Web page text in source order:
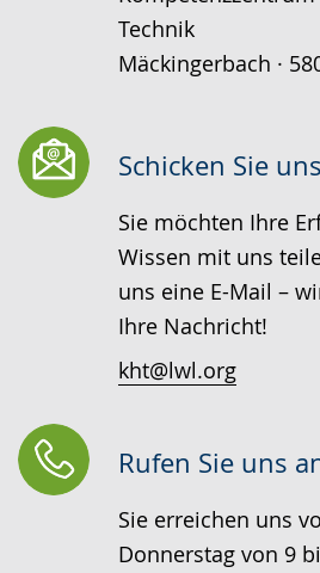
Technik
Mäckingerbach ·
Schicken Sie
Sie möchten Ihre
Wissen mit uns
uns eine E-Mail –
Ihre Nachricht!
kht@lwl.org
Rufen Sie uns
Sie erreichen uns
Donnerstag von 9